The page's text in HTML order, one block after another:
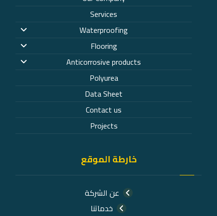
Services
Waterproofing
Flooring
Anticorrosive products
Polyurea
Data Sheet
Contact us
Projects
خارطة الموقع
عن الشركة
خدماتنا